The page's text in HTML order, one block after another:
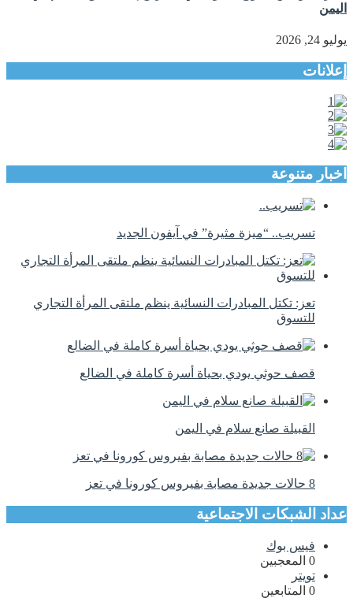
اليمن
يوليو 24, 2026
إعلانات
اخبار متنوعة
تسريب.. “ميزة مثيرة” في آيفون الجديد
تعز: تكتل المبادرات النسائية ينظم ملتقى المرأة التجاري
للتسوق
قصف حوثي يودي بحياة أسرة كاملة في الضالع
القبيلة صانع سلام في اليمن
8 حالات جديدة مصابة بفيروس كورونا في تعز
عداد الشبكات الاجتماعية
فيس بوك
0 المعجبين
تويتر
0 المتابعين